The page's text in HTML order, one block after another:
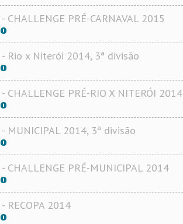
PRÉ-CARNAVAL 2015
x Niterói 2014, 3ª divisão
PRÉ-RIO X NITERÓI 2014
2014, 3ª divisão
PRÉ-MUNICIPAL 2014
2014